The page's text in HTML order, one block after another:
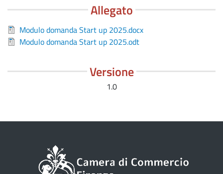
Allegato
Modulo domanda Start up 2025.docx
Modulo domanda Start up 2025.odt
Versione
1.0